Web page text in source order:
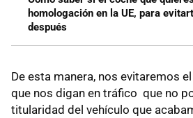
homologación en la UE, para
después
De esta manera, nos evitaremos
que nos digan en tráfico que no
titularidad del vehículo que